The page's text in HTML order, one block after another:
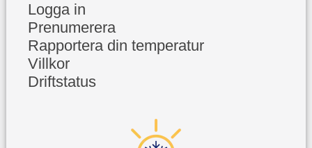
Logga in
Prenumerera
Rapportera din temperatur
Villkor
Driftstatus